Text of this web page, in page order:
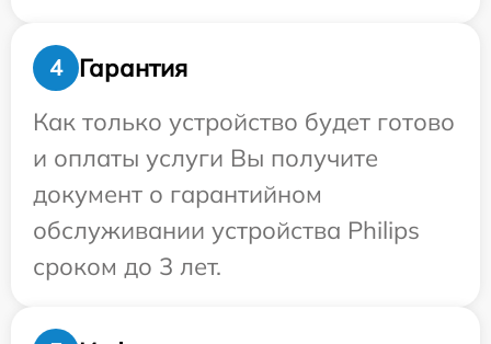
4
Гарантия
Как только устройство будет готово
и оплаты услуги Вы получите
документ о гарантийном
обслуживании устройства Philips
сроком до 3 лет.